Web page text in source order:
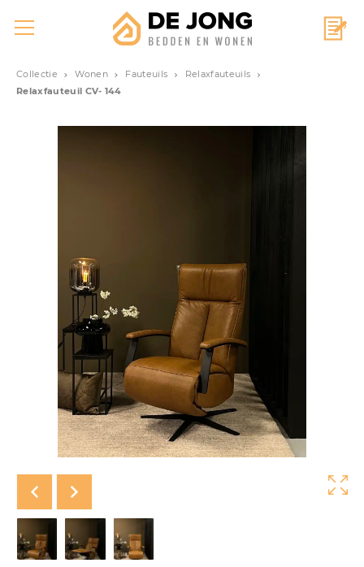
Collectie Wonen Fauteuils
Relaxfauteuils
Relaxfauteuil CV- 144